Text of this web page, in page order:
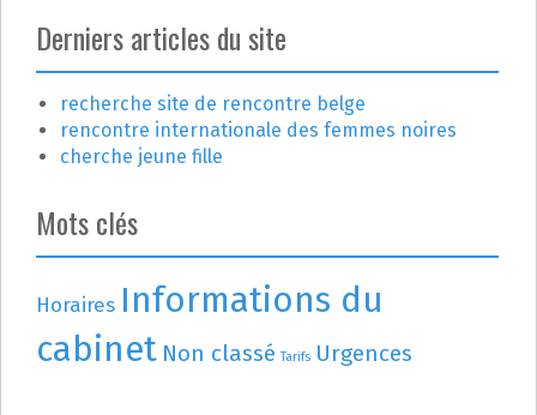
Derniers articles du site
recherche site de rencontre belge
rencontre internationale des femmes noires
cherche jeune fille
Mots clés
Horaires Informations du
cabinet Non classé Tarifs Urgences